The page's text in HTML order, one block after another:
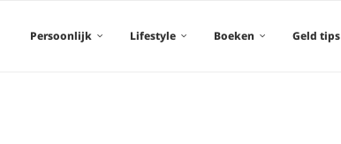
Persoonlijk Lifestyle Boeken Geld tips